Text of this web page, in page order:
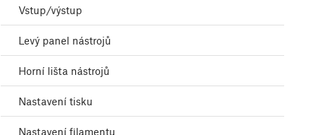
Vstup/výstup
Levý panel nástrojů
Horní lišta nástrojů
Nastavení tisku
Nastavení filamentu